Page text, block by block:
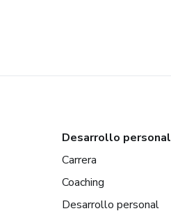
Desarrollo personal
Carrera
Coaching
Desarrollo personal